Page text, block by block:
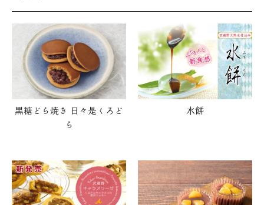
黒糖どら焼き 日々是くろど
ら
水餅